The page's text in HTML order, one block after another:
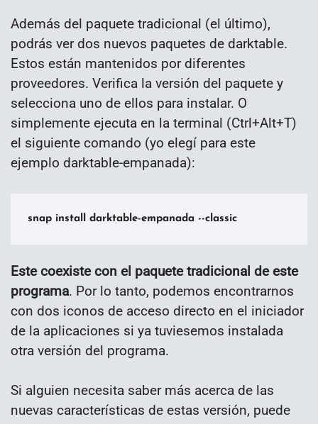
Además del paquete tradicional (el último),
podrás ver dos nuevos paquetes de darktable.
Estos están mantenidos por diferentes
proveedores. Verifica la versión del paquete y
selecciona uno de ellos para instalar. O
simplemente ejecuta en la terminal (Ctrl+Alt+T)
el siguiente comando (yo elegí para este
ejemplo darktable-empanada):
snap install darktable-empanada --classic
Este coexiste con el paquete tradicional de este
programa. Por lo tanto, podemos encontrarnos
con dos iconos de acceso directo en el iniciador
de la aplicaciones si ya tuviesemos instalada
otra versión del programa.
Si alguien necesita saber más acerca de las
nuevas características de estas versión, puede